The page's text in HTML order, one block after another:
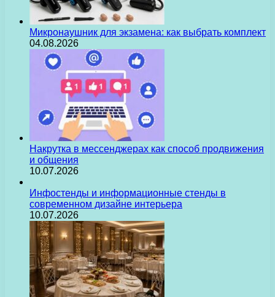
Микронаушник для экзамена: как выбрать комплект
04.08.2026
Накрутка в мессенджерах как способ продвижения
и общения
10.07.2026
Инфостенды и информационные стенды в
современном дизайне интерьера
10.07.2026